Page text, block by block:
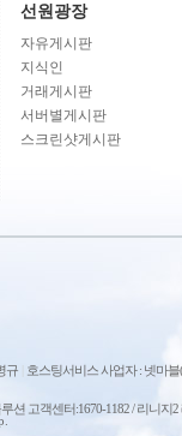
선원광장
자유게시판
지식인
거래게시판
서버별게시판
스크린샷게시판
규
호스팅서비스 사업자 : 넷마블
션 고객센터:1670-1182 / 리니지